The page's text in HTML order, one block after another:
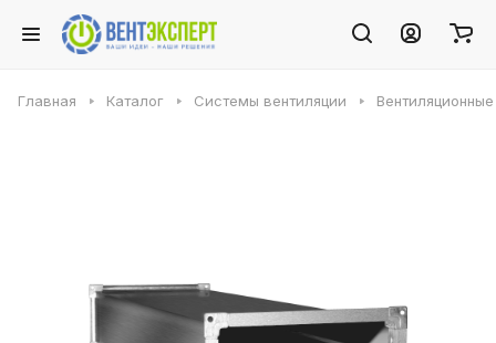
Главная Каталог Системы вентиляции